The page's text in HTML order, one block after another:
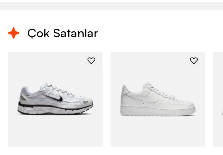
Çok Satanlar